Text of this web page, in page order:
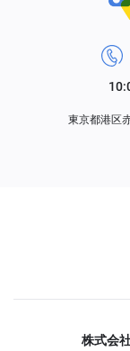
東京都港区
株式会